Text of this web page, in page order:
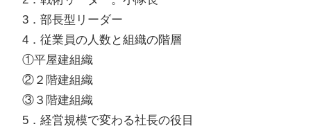
3．部長型リーダー
4．従業員の人数と組織の階層
①平屋建組織
②２階建組織
③３階建組織
5．経営規模で変わる社長の役目